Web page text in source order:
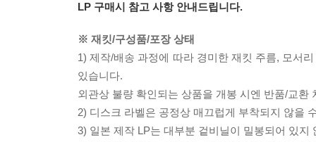
LP 구매시 참고 사항 안내드립니다.
※ 재킷/구성품/포장 상태
1) 제작/배송 과정에 따라 경미한 재킷 주름, 모서
있습니다.
외관상 불량 확인되는 상품을 개봉 시엔 반품/교환
2) 디스크 라벨은 공정상 매끄럽게 부착되지 않을
3) 일본 제작 LP는 대부분 겉비닐이 밀봉되어 있지